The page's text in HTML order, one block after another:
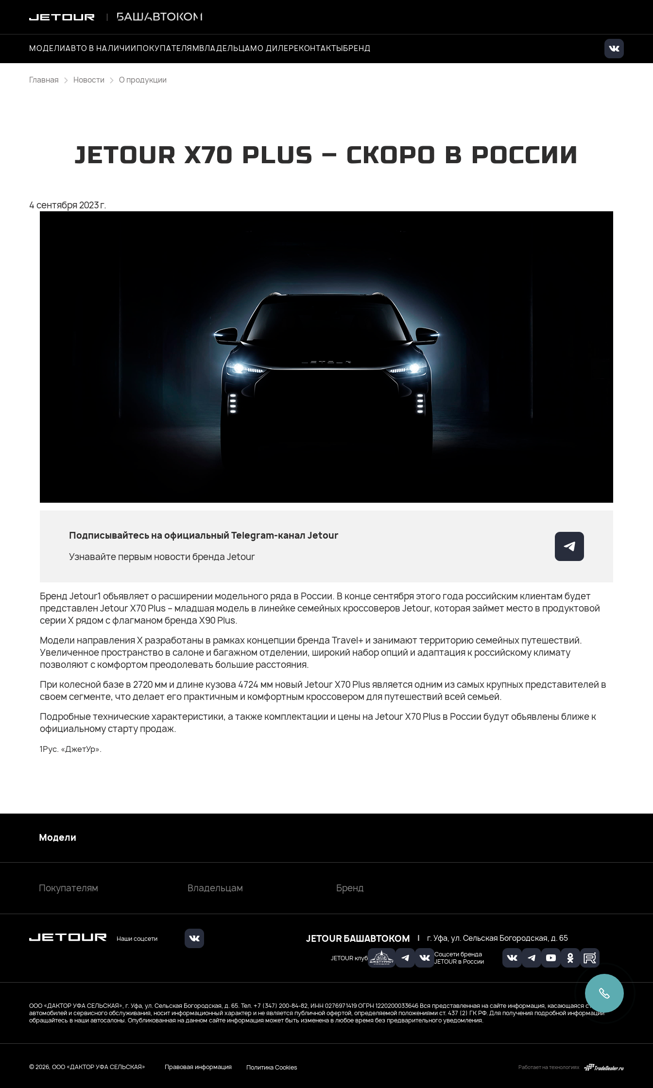
МОДЕЛИАВТО В НАЛИЧИИПОКУПАТЕЛЯМВЛАДЕЛЬЦАМО ДИЛЕРЕКОНТАКТЫБРЕНД
Главная Новости О продукции
JETOUR X70 PLUS – СКОРО В РОССИИ
4 сентября 2023 г.
Подписывайтесь на официальный Telegram-канал Jetour
Узнавайте первым новости бренда Jetour
Бренд Jetour1 объявляет о расширении модельного ряда в России. В конце сентября этого года российским клиентам будет
представлен Jetour X70 Plus – младшая модель в линейке семейных кроссоверов Jetour, которая займет место в продуктовой
серии X рядом с флагманом бренда X90 Plus.
Модели направления X разработаны в рамках концепции бренда Travel+ и занимают территорию семейных путешествий.
Увеличенное пространство в салоне и багажном отделении, широкий набор опций и адаптация к российскому климату
позволяют с комфортом преодолевать большие расстояния.
При колесной базе в 2720 мм и длине кузова 4724 мм новый Jetour X70 Plus является одним из самых крупных представителей в
своем сегменте, что делает его практичным и комфортным кроссовером для путешествий всей семьей.
Подробные технические характеристики, а также комплектации и цены на Jetour X70 Plus в России будут объявлены ближе к
официальному старту продаж.
1Рус. «ДжетУр».
JETOUR клуб
Соцсети бренда
JETOUR в России
Наши соцсети JETOUR БАШАВТОКОМ | г. Уфа, ул. Сельская Богородская, д. 65
Модели
Покупателям Владельцам Бренд
ООО «ДАКТОР УФА СЕЛЬСКАЯ», г. Уфа, ул. Сельская Богородская, д. 65. Тел. +7 (347) 200-84-82, ИНН 0276971419ОГРН 1220200033646 Вся представленная на сайте информация, касающаяся стоимости
автомобилей и сервисного обслуживания, носит информационный характер и не является публичной офертой, определяемой положениями ст. 437 (2) ГК РФ. Для получения подробной информации
обращайтесь в наши автосалоны. Опубликованная на данном сайте информация может быть изменена в любое время без предварительного уведомления.
© 2026, ООО «ДАКТОР УФА СЕЛЬСКАЯ» Правовая информация Политика Cookies Работает на технологиях